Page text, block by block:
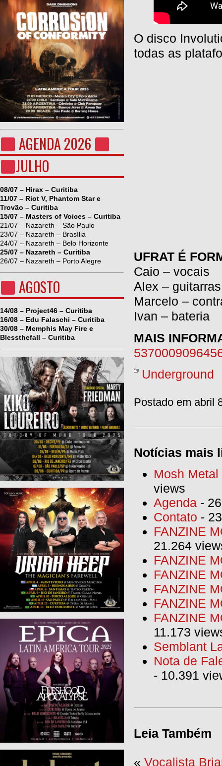
AGENDA 2026
JULHO
08/07 – Hirax – Curitiba
11/07 – Riot V, Phantom Star e
Trovão – Curitiba
15/07 – Masters of Voices – Curitiba
21/07 – Nazareth – São Paulo
23/07 – Nazareth – Brasília
24/07 – Nazareth – Belo Horizonte
25/07 – Nazareth – Curitiba
26/07 – Nazareth – Porto Alegre
AGOSTO
14/08 – Project46 – Curitiba
16/08 – Edu Falaschi – Curitiba
30/08 – Memphis May Fire e
Blessthefall – Curitiba
O disco
todas as
UFRAT É
Caio – vocais
Alex – guitarras
Marcelo –
Ivan – bateria
MAIS
Underground
Postado em abril
Notícias mais
Mosh
views
Agenda -
Contato -
FANZINE
21.264
FANZINE
FANZINE
FANZINE
FANZINE
FANZINE
11.173
Semblant
Nota de
- 10.391
Leia Também
« Vocalista